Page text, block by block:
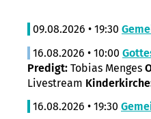
09.08.2026 • 19:30
16.08.2026 • 10:00
Predigt: Tobias Menges
Livestream
16.08.2026 • 19:30